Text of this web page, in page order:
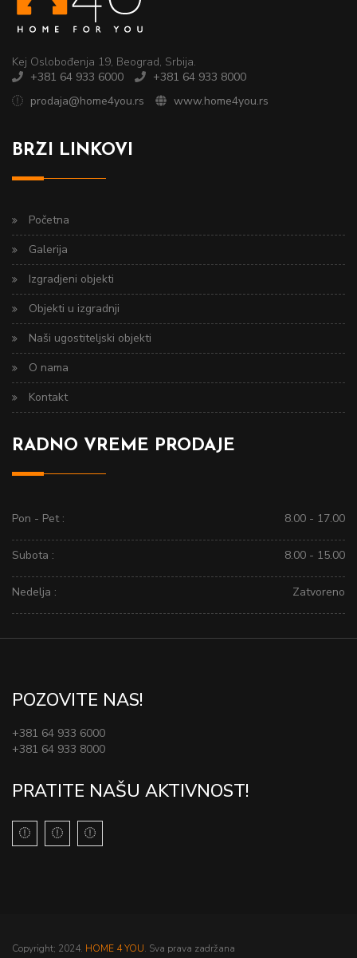
Kej Oslobođenja 19, Beograd, Srbija.
+381 64 933 6000
+381 64 933 8000
prodaja@home4you.rs
www.home4you.rs
BRZI LINKOVI
Početna
Galerija
Izgradjeni objekti
Objekti u izgradnji
Naši ugostiteljski objekti
O nama
Kontakt
RADNO VREME PRODAJE
Pon - Pet : 8.00 - 17.00
Subota : 8.00 - 15.00
Nedelja : Zatvoreno
POZOVITE NAS!
+381 64 933 6000
+381 64 933 8000
PRATITE NAŠU AKTIVNOST!
Copyright; 2024. HOME 4 YOU. Sva prava zadržana